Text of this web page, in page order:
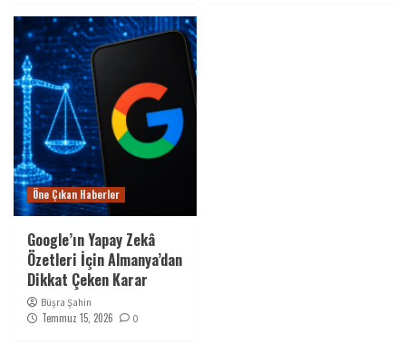
Öne Çıkan Haberler
Google’ın Yapay Zekâ
Özetleri İçin Almanya’dan
Dikkat Çeken Karar
Büşra Şahin
Temmuz 15, 2026 0